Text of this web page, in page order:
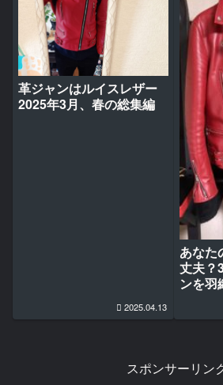
革ジャンはルイスレザー
2025年3月、春の総集編
2025.04.13
あなた
丈夫？
ンを羽
スポンサーリン